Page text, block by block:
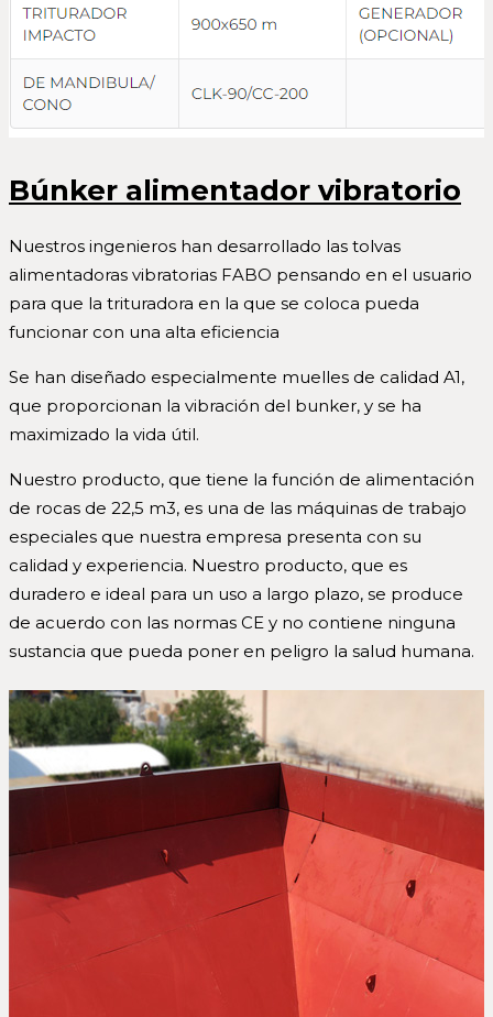
Búnker alimentador vibratorio
Nuestros ingenieros han desarrollado las tolvas
alimentadoras vibratorias FABO pensando en el usuario
para que la trituradora en la que se coloca pueda
funcionar con una alta eficiencia
Se han diseñado especialmente muelles de calidad A1,
que proporcionan la vibración del bunker, y se ha
maximizado la vida útil.
Nuestro producto, que tiene la función de alimentación
de rocas de 22,5 m3, es una de las máquinas de trabajo
especiales que nuestra empresa presenta con su
calidad y experiencia. Nuestro producto, que es
duradero e ideal para un uso a largo plazo, se produce
de acuerdo con las normas CE y no contiene ninguna
sustancia que pueda poner en peligro la salud humana.